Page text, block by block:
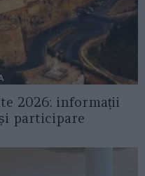
2026: informații
participare